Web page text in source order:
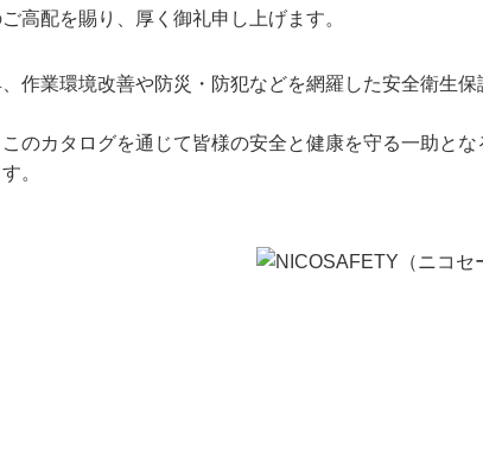
配を賜り、厚く御礼申し上げます。
作業環境改善や防災・防犯などを網羅した安全衛生
カタログを通じて皆様の安全と健康を守る一助とな
。